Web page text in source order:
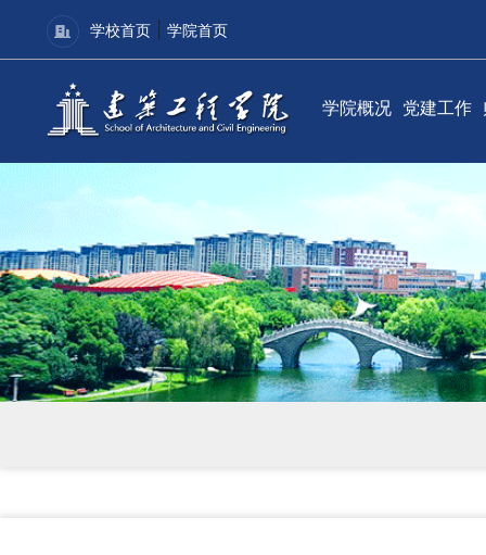
学校首页| 学院首页
学院概况
现任领导
组织机构
联系我们
党建工作
党建动态
理论学习
学院分党校